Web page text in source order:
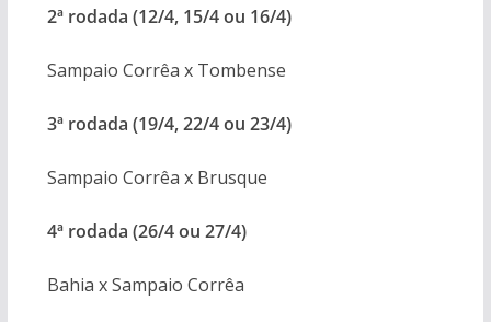
2ª rodada (12/4, 15/4 ou 16/4)
Sampaio Corrêa x Tombense
3ª rodada (19/4, 22/4 ou 23/4)
Sampaio Corrêa x Brusque
4ª rodada (26/4 ou 27/4)
Bahia x Sampaio Corrêa